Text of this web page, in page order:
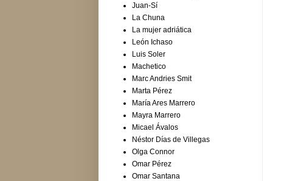
Juan-Sí
La Chuna
La mujer adriática
León Ichaso
Luis Soler
Machetico
Marc Andries Smit
Marta Pérez
María Ares Marrero
Mayra Marrero
Micael Ávalos
Néstor Días de Villegas
Olga Connor
Omar Pérez
Omar Santana